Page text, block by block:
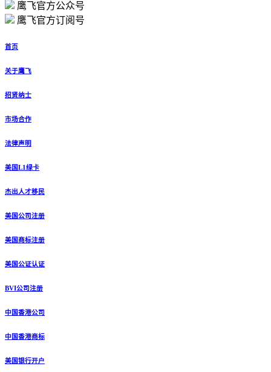
鹰飞官方公众号
鹰飞官方订阅号
首页
关于鹰飞
招贤纳士
市场合作
法律声明
美国L1绿卡
杰出人才移民
美国公司注册
美国商标注册
美国公证认证
BVI公司注册
中国香港公司
中国香港商标
美国银行开户